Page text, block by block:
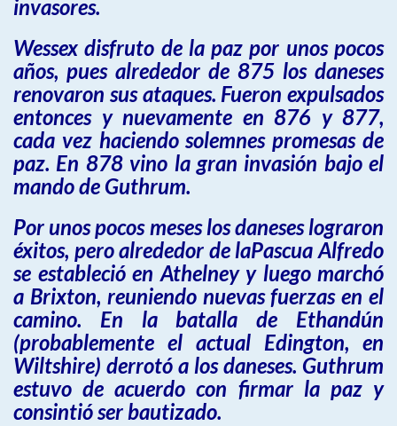
invasores.
Wessex disfruto de la paz por unos pocos
años, pues alrededor de 875 los daneses
renovaron sus ataques. Fueron expulsados
entonces y nuevamente en 876 y 877,
cada vez haciendo solemnes promesas de
paz. En 878 vino la gran invasión bajo el
mando de Guthrum.
Por unos pocos meses los daneses lograron
éxitos, pero alrededor de laPascua Alfredo
se estableció en Athelney y luego marchó
a Brixton, reuniendo nuevas fuerzas en el
camino. En la batalla de Ethandún
(probablemente el actual Edington, en
Wiltshire) derrotó a los daneses. Guthrum
estuvo de acuerdo con firmar la paz y
consintió ser bautizado.